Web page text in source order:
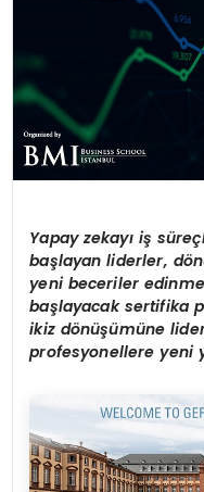
Yapay zekayı iş
başlayan liderler,
yeni beceriler
başlayacak sertifika
ikiz dönüşümüne
profesyonellere yeni